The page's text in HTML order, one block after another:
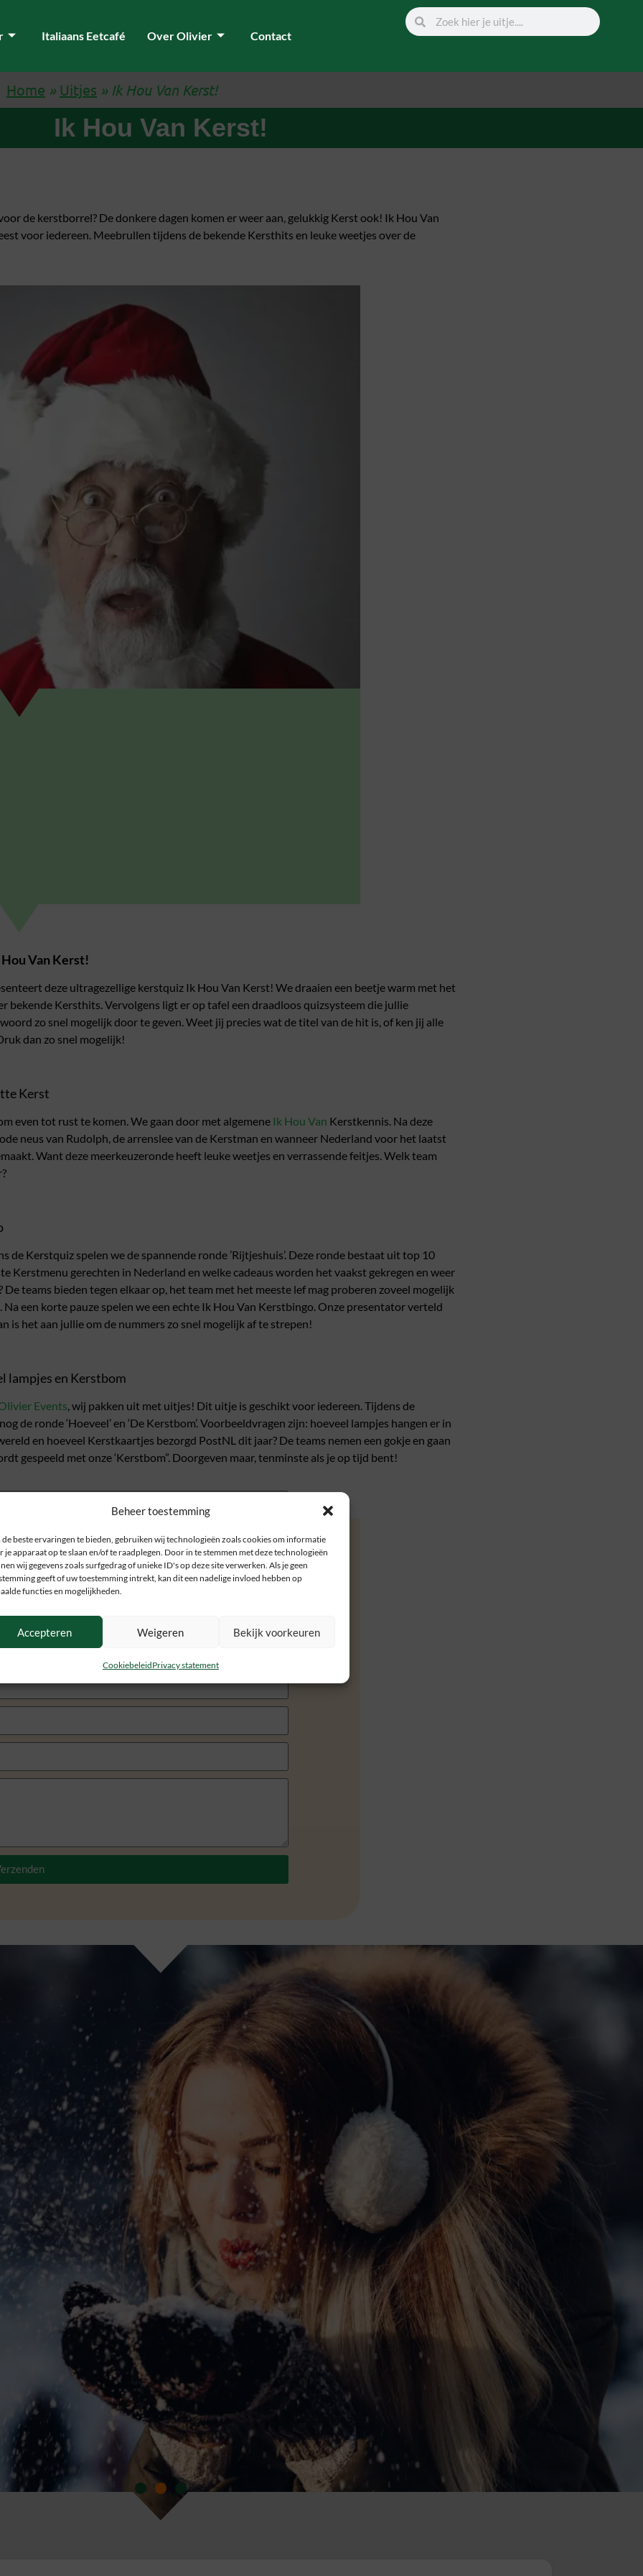
Beheer toestemming
de beste ervaringen te bieden, gebruiken wij technologieën zoals cookies om informatie
je apparaat op te slaan en/of te raadplegen. Door in te stemmen met deze technologieën
wij gegevens zoals surfgedrag of unieke ID's op deze site verwerken. Als je geen
geeft of uw toestemming intrekt, kan dit een nadelige invloed hebben op
functies en mogelijkheden.
Accepteren Weigeren Bekijk voorkeuren
CookiebeleidPrivacy statement
Italiaans Eetcafé Over Olivier Contact
Home » Uitjes » Ik Hou Van Kerst!
Ik Hou Van Kerst!
de kerstborrel? De donkere dagen komen er weer aan, gelukkig Kerst ook! Ik Hou Van
voor iedereen. Meebrullen tijdens de bekende Kersthits en leuke weetjes over de
Van Kerst!
deze ultragezellige kerstquiz Ik Hou Van Kerst! We draaien een beetje warm met het
bekende Kersthits. Vervolgens ligt er op tafel een draadloos quizsysteem die jullie
zo snel mogelijk door te geven. Weet jij precies wat de titel van de hit is, of ken jij alle
dan zo snel mogelijk!
Kerst
even tot rust te komen. We gaan door met algemene Ik Hou Van Kerstkennis. Na deze
neus van Rudolph, de arrenslee van de Kerstman en wanneer Nederland voor het laatst
Want deze meerkeuzeronde heeft leuke weetjes en verrassende feitjes. Welk team
de Kerstquiz spelen we de spannende ronde ’Rijtjeshuis’. Deze ronde bestaat uit top 10
Kerstmenu gerechten in Nederland en welke cadeaus worden het vaakst gekregen en weer
De teams bieden tegen elkaar op, het team met het meeste lef mag proberen zoveel mogelijk
een korte pauze spelen we een echte Ik Hou Van Kerstbingo. Onze presentator verteld
is het aan jullie om de nummers zo snel mogelijk af te strepen!
lampjes en Kerstbom
Events , wij pakken uit met uitjes! Dit uitje is geschikt voor iedereen. Tijdens de
de ronde ‘Hoeveel’ en ‘De Kerstbom’. Voorbeeldvragen zijn: hoeveel lampjes hangen er in
en hoeveel Kerstkaartjes bezorgd PostNL dit jaar? De teams nemen een gokje en gaan
gespeeld met onze ‘Kerstbom”. Doorgeven maar, tenminste als je op tijd bent!